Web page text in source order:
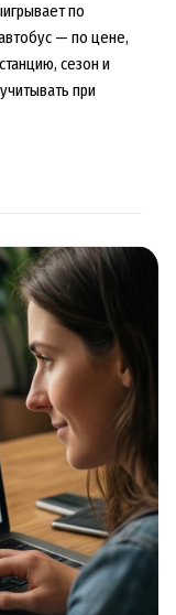
по
— по цене,
сезон и
при